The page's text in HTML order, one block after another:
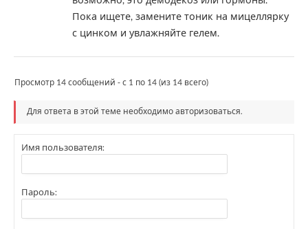
Пока ищете, замените тоник на мицеллярку
с цинком и увлажняйте гелем.
Просмотр 14 сообщений - с 1 по 14 (из 14 всего)
Для ответа в этой теме необходимо авторизоваться.
Имя пользователя:
Пароль: